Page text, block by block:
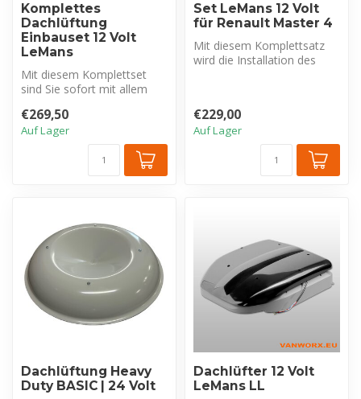
Komplettes
Dachlüftung
Einbauset 12 Volt
LeMans
Mit diesem Komplettset
sind Sie sofort mit allem
fachgerecht...
€269,50
Auf Lager
Set LeMans 12 Volt
für Renault Master 4
Mit diesem Komplettsatz
wird die Installation des
€229,00
Auf Lager
Dachlüftung Heavy
Duty BASIC | 24 Volt
Dachlüfter 12 Volt
LeMans LL